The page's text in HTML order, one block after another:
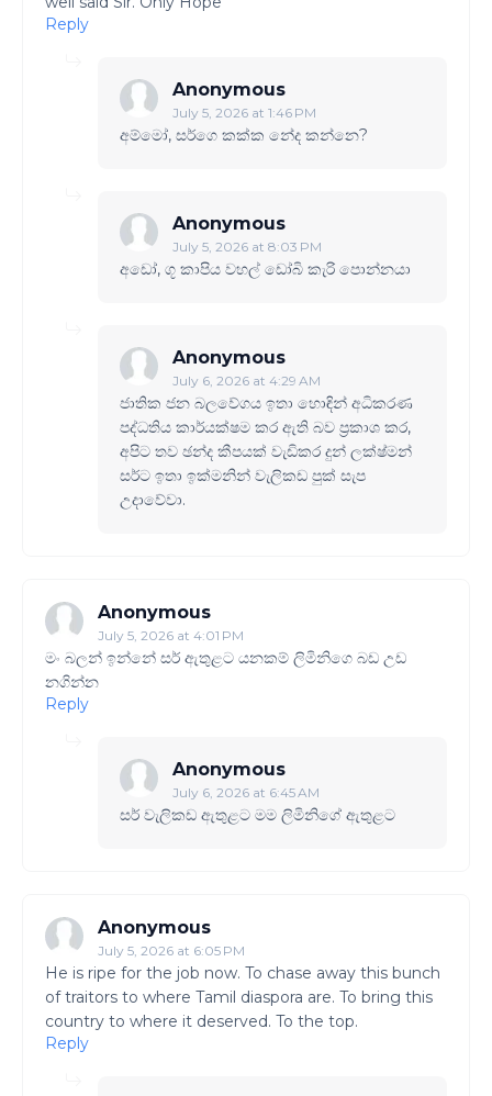
Reply
Anonymous
July 5, 2026 at 1:46 PM
අම්මෝ, සර්ගෙ කක්ක නේද කන්නෙ?
Anonymous
July 5, 2026 at 8:03 PM
අඩෝ, ගූ කාපිය වහල් ඩෝබි කැරි පොන්නයා
Anonymous
July 6, 2026 at 4:29 AM
ජාතික ජන බලවේගය ඉතා හොඳින් අධිකරණ
පද්ධතිය කාර්යක්ෂම කර ඇති බව ප්‍රකාශ කර,
අපිට තව ඡන්ද කීපයක් වැඩිකර දුන් ලක්ෂ්මන්
සර්ට ඉතා ඉක්මනින් වැලිකඩ පුක් සැප
උදාවේවා.
Anonymous
July 5, 2026 at 4:01 PM
මං බලන් ඉන්නේ සර් ඇතුළට යනකම් ලිමිනිගෙ බඩ උඩ
නගින්න
Reply
Anonymous
July 6, 2026 at 6:45 AM
සර් වැලිකඩ ඇතුළට මම ලිමිනිගේ ඇතුළට
Anonymous
July 5, 2026 at 6:05 PM
He is ripe for the job now. To chase away this bunch
of traitors to where Tamil diaspora are. To bring this
country to where it deserved. To the top.
Reply